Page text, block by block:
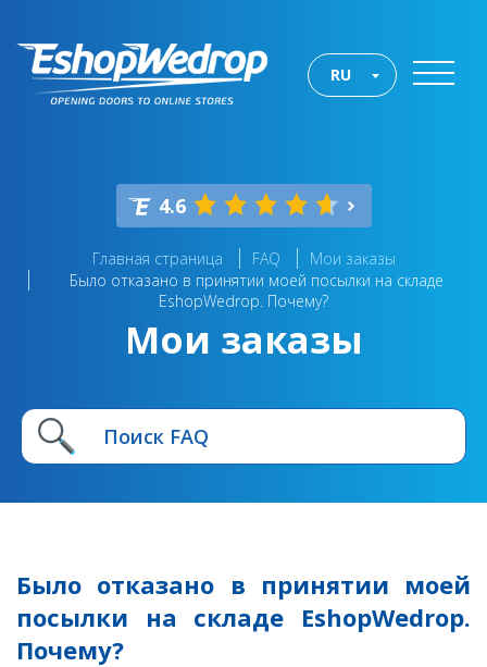
RU
4.6
Главная страница FAQ
Мои заказы
Было отказано в принятии моей посылки на складе
EshopWedrop. Почему?
Мои заказы
Было отказано в принятии моей
посылки на складе EshopWedrop.
Почему?